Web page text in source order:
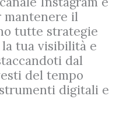
mantenere il
tutte strategie
tua visibilità e
dal
del tempo
digitali e